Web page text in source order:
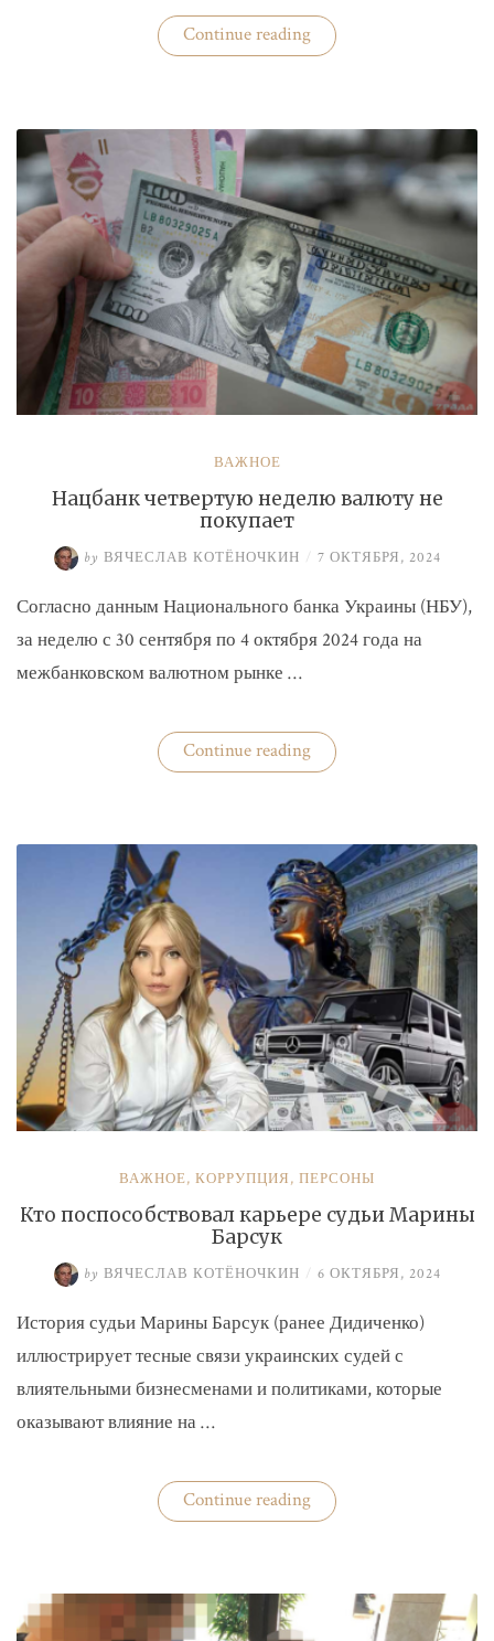
Continue reading«Украина
практически
зерновые
культуры»
ВАЖНОЕ
Нацбанк четвертую неделю валюту не
покупает
by ВЯЧЕСЛАВ КОТЁНОЧКИН / 7 ОКТЯБРЯ, 2024
Согласно данным Национального банка Украины (НБУ),
за неделю с 30 сентября по 4 октября 2024 года на
межбанковском валютном рынке …
Continue reading«Нацбанк
четвертую
покупает»
ВАЖНОЕ, КОРРУПЦИЯ, ПЕРСОНЫ
Кто поспособствовал карьере судьи Марины
Барсук
by ВЯЧЕСЛАВ КОТЁНОЧКИН / 6 ОКТЯБРЯ, 2024
История судьи Марины Барсук (ранее Дидиченко)
иллюстрирует тесные связи украинских судей с
влиятельными бизнесменами и политиками, которые
оказывают влияние на …
Continue reading«Кто
поспособствовал
Барсук»